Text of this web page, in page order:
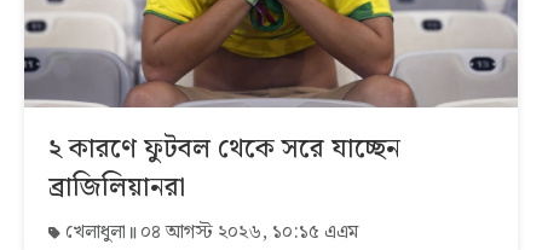
২ কারণে ফুটবল থেকে সরে যাচ্ছেন
ব্রাজিলিয়ানরা
খেলাধুলা ০৪ আগস্ট ২০২৬, ১০:১৫ এএম